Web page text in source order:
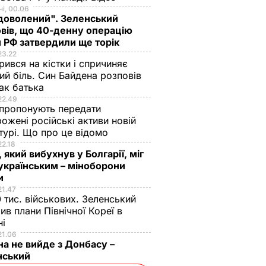
У Вірменії розбився
літак Су-25, пілоти
загинули
4 грудня,
НАДЗВИЧАЙНІ
00.06
Зеленський
що 40-денну операцію
РФ затвердили ще торік
на кістки і спричиняє
біль. Син Байдена розповів
батька
передати
російські активи новій
Що про це відомо
вибухнув у Болгарії, міг
– міноборони
військових. Зеленський
плани Північної Кореї в
не вийде з Донбасу –